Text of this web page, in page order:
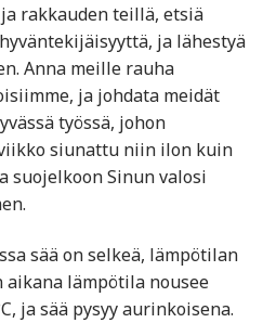
rakkauden teillä, etsiä
ja lähestyä
Anna meille rauha
ja johdata meidät
työssä, johon
siunattu niin ilon kuin
suojelkoon Sinun valosi
sää on selkeä, lämpötilan
aikana lämpötila nousee
ja sää pysyy aurinkoisena.